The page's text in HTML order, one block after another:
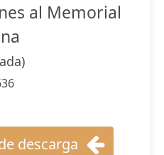
al Memorial
descarga